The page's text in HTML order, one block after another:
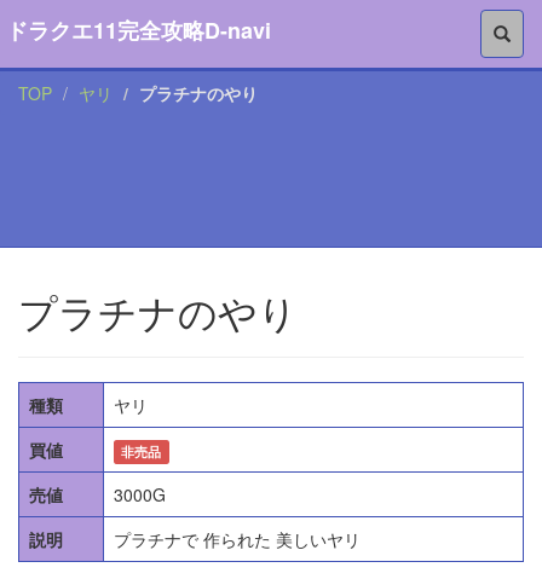
ドラクエ11完全攻略D-navi
TOP ヤリ プラチナのやり
プラチナのやり
種類
ヤリ
買値
非売品
売値
3000G
説明
プラチナで 作られた 美しいヤリ